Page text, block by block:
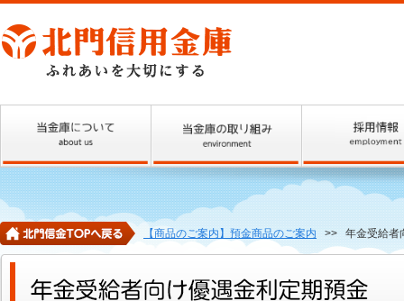
【商品のご案内】預金商品のご案内 >> 年金受給者